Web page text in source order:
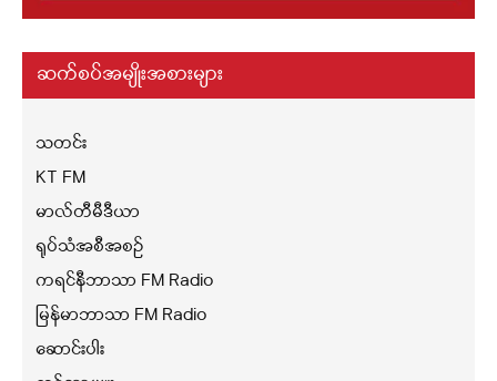
ဆက်စပ်အမျိုးအစားများ
သတင်း
KT FM
မာလ်တီမီဒီယာ
ရုပ်သံအစီအစဉ်
ကရင်နီဘာသာ FM Radio
မြန်မာဘာသာ FM Radio
ဆောင်းပါး